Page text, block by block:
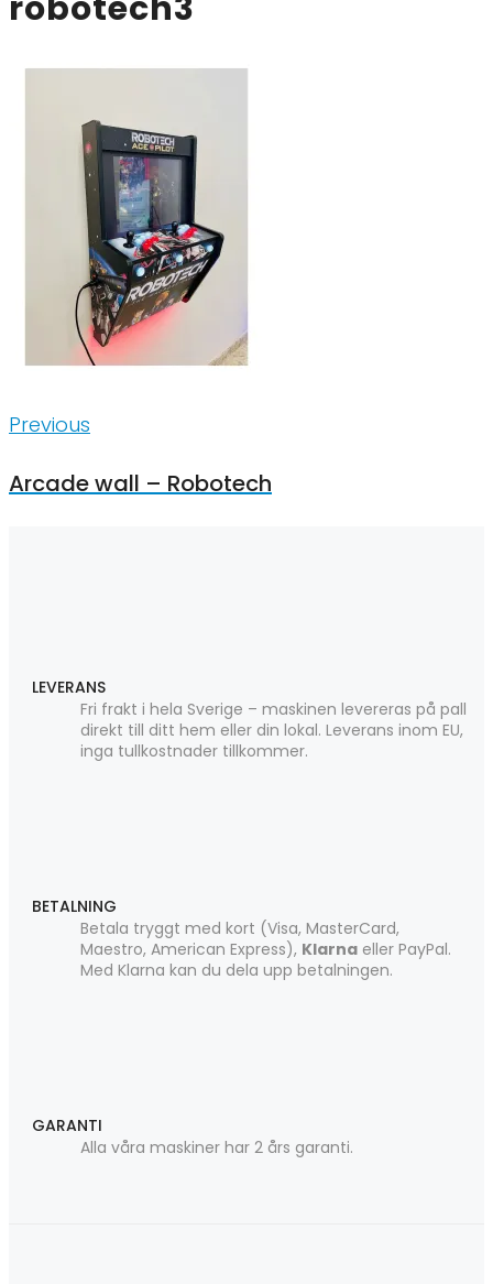
Inläggsnavigering
Previous
Previous
Arcade wall – Robotech
LEVERANS
Fri frakt i hela Sverige – maskinen levereras på pall
direkt till ditt hem eller din lokal. Leverans inom EU,
inga tullkostnader tillkommer.
BETALNING
Betala tryggt med kort (Visa, MasterCard,
Maestro, American Express), Klarna eller PayPal.
Med Klarna kan du dela upp betalningen.
GARANTI
Alla våra maskiner har 2 års garanti.